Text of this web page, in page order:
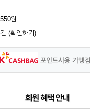
550원
건 (확인하기)
포인트사용 가맹점